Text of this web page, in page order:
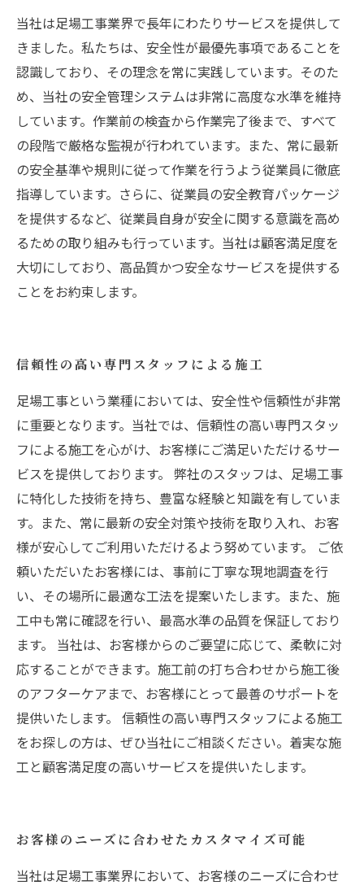
当社は足場工事業界で長年にわたりサービスを提供して
きました。私たちは、安全性が最優先事項であることを
認識しており、その理念を常に実践しています。そのた
め、当社の安全管理システムは非常に高度な水準を維持
しています。作業前の検査から作業完了後まで、すべて
の段階で厳格な監視が行われています。また、常に最新
の安全基準や規則に従って作業を行うよう従業員に徹底
指導しています。さらに、従業員の安全教育パッケージ
を提供するなど、従業員自身が安全に関する意識を高め
るための取り組みも行っています。当社は顧客満足度を
大切にしており、高品質かつ安全なサービスを提供する
ことをお約束します。
信頼性の高い専門スタッフによる施工
足場工事という業種においては、安全性や信頼性が非常
に重要となります。当社では、信頼性の高い専門スタッ
フによる施工を心がけ、お客様にご満足いただけるサー
ビスを提供しております。 弊社のスタッフは、足場工事
に特化した技術を持ち、豊富な経験と知識を有していま
す。また、常に最新の安全対策や技術を取り入れ、お客
様が安心してご利用いただけるよう努めています。 ご依
頼いただいたお客様には、事前に丁寧な現地調査を行
い、その場所に最適な工法を提案いたします。また、施
工中も常に確認を行い、最高水準の品質を保証しており
ます。 当社は、お客様からのご要望に応じて、柔軟に対
応することができます。施工前の打ち合わせから施工後
のアフターケアまで、お客様にとって最善のサポートを
提供いたします。 信頼性の高い専門スタッフによる施工
をお探しの方は、ぜひ当社にご相談ください。着実な施
工と顧客満足度の高いサービスを提供いたします。
お客様のニーズに合わせたカスタマイズ可能
当社は足場工事業界において、お客様のニーズに合わせ